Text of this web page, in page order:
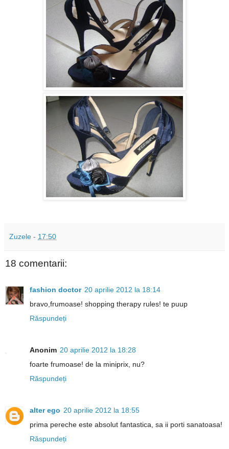
Zuzele - 17:50
18 comentarii:
fashion doctor 20 aprilie 2012 la 18:14
bravo,frumoase! shopping therapy rules! te puup
Răspundeți
Anonim 20 aprilie 2012 la 18:28
foarte frumoase! de la miniprix, nu?
Răspundeți
alter ego 20 aprilie 2012 la 18:55
prima pereche este absolut fantastica, sa ii porti sanatoasa!
Răspundeți